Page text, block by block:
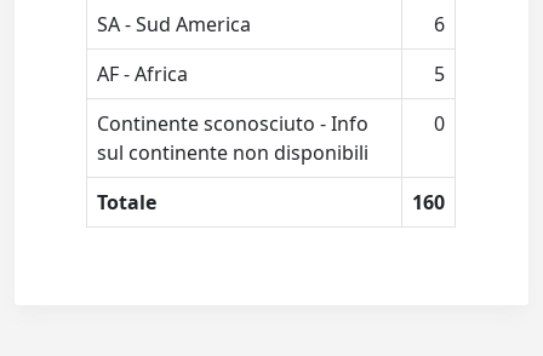
SA - Sud America
6
AF - Africa
5
Continente sconosciuto - Info
sul continente non disponibili
0
Totale 160